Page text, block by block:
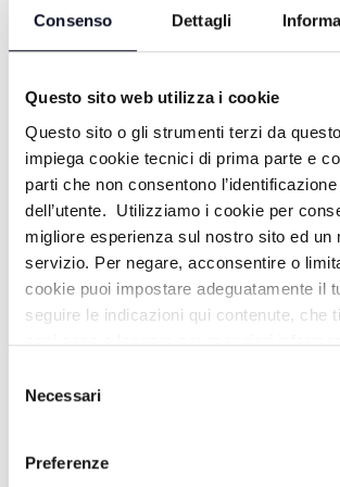
Consenso Dettagli
Questo sito web utilizza i cookie
Questo sito o gli strumenti terzi da
impiega cookie tecnici di prima parte e
parti che non consentono
dell’utente. Utilizziamo i cookie per
migliore esperienza sul nostro sito ed un
servizio. Per negare, acconsentire o
cookie puoi impostare adeguatamente il
seguire le indicazioni qui contenute, che
ogni caso a leggere per maggiori
delNecessari
Preferenze
digitale
3 ANNI FA
Innov-Azione - Puntata 6:
3 ANNI FA
Innov-Azione - Puntata 5:
3 ANNI FA